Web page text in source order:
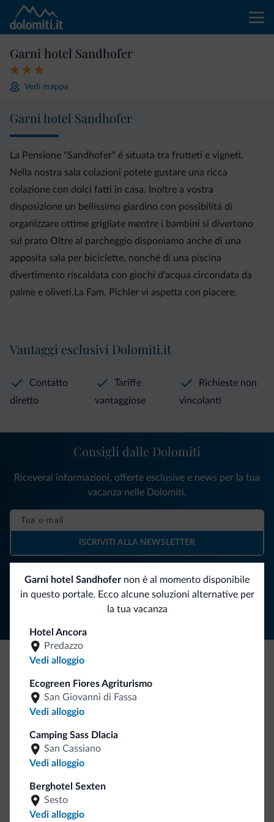
Garni hotel Sandhofer
Vedi mappa
Garni hotel Sandhofer
La Pensione "Sandhofer" é situata tra frutteti e vigneti.
Nella nostra sala colazioni potete gustare una ricca
colazione con dolci fatti in casa. Inoltre a vostra
disposizione un bellissimo giardino con possibilitá di
organizzare ottime grigliate mentre i bambini si divertono
sul prato Oltre al parcheggio disponiamo anche di una
apposita sala per biciclette, nonché di una piscina
divertimento riscaldata con giochi d'acqua circondata da
palme e oliveti.La Fam. Pichler vi aspetta con piacere.
Garni hotel Sandhofer non è al momento disponibile
in questo portale. Ecco alcune soluzioni alternative per
la tua vacanza
Hotel Ancora
Predazzo
Vedi alloggio
Ecogreen Fiores Agriturismo
San Giovanni di Fassa
Vedi alloggio
Camping Sass Dlacia
San Cassiano
Vedi alloggio
Berghotel Sexten
Sesto
Vedi alloggio
Vantaggi esclusivi Dolomiti.it
Contatto
diretto
Tariffe
vantaggiose
Richieste non
vincolanti
Segui Dolomiti.it
Consigli dalle Dolomiti
Riceverai informazioni, offerte esclusive e news per la tua
vacanza nelle Dolomiti.
ISCRIVITI ALLA NEWSLETTER
Be Original, scopri la nuova collezione
Ce l'avete chiesto in tanti. Ecco la nuova collezione firmata
Dolomiti.it!